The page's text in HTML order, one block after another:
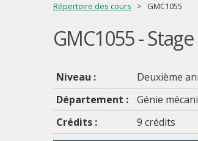
Répertoire des cours > GMC1055
GMC1055 -
Niveau :
Deuxième
Département :
Génie
Crédits :
9 crédits